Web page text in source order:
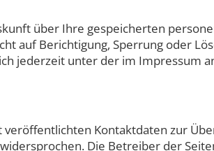
über Ihre gespeicherten
auf Berichtigung, Sperrung oder
jederzeit unter der im Impressum
Kontaktdaten zur
Die Betreiber der